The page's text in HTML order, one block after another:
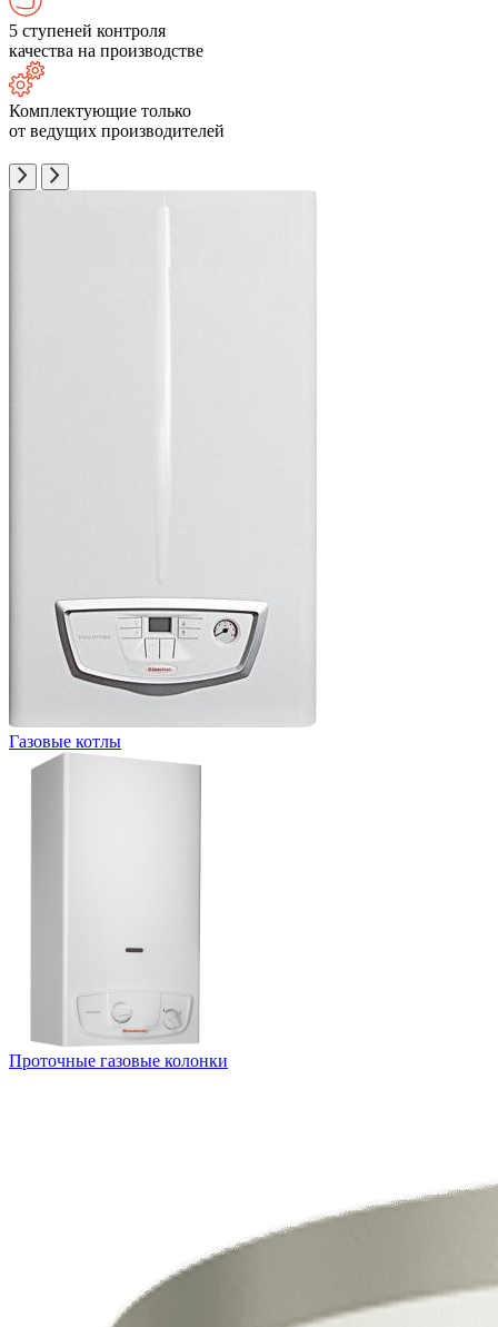
5 ступеней контроля
качества на производстве
Комплектующие только
от ведущих производителей
Газовые котлы
Проточные газовые колонки